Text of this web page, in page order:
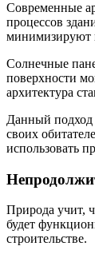
Современные
процессов
минимизируют
Солнечные
поверхности
архитектура
Данный подход
своих
использовать
Природа учит,
будет
строительстве.